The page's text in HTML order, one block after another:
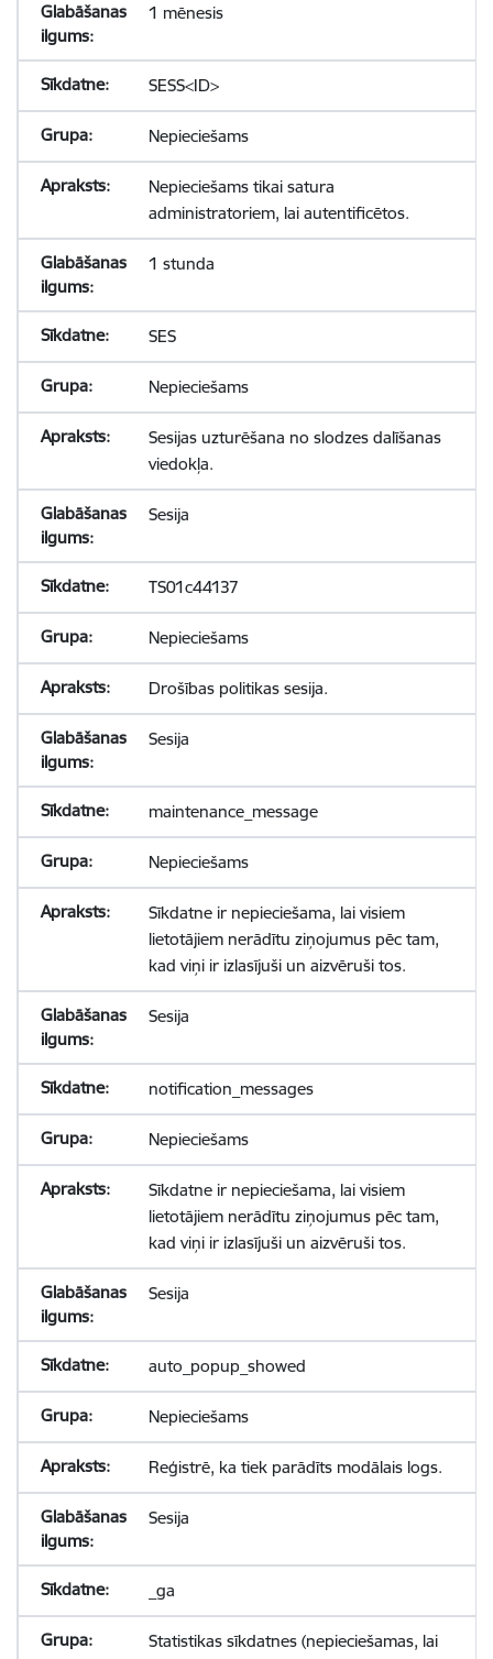
1 mēnesis
SESS<ID>
Nepieciešams
Nepieciešams tikai satura
administratoriem, lai autentificētos.
1 stunda
SES
Nepieciešams
Sesijas uzturēšana no slodzes dalīšanas
viedokļa.
Sesija
TS01c44137
Nepieciešams
Drošības politikas sesija.
Sesija
maintenance_message
Nepieciešams
Sīkdatne ir nepieciešama, lai visiem
lietotājiem nerādītu ziņojumus pēc tam,
kad viņi ir izlasījuši un aizvēruši tos.
Sesija
notification_messages
Nepieciešams
Sīkdatne ir nepieciešama, lai visiem
lietotājiem nerādītu ziņojumus pēc tam,
kad viņi ir izlasījuši un aizvēruši tos.
Sesija
auto_popup_showed
Nepieciešams
Reģistrē, ka tiek parādīts modālais logs.
Sesija
_ga
Statistikas sīkdatnes (nepieciešamas, lai